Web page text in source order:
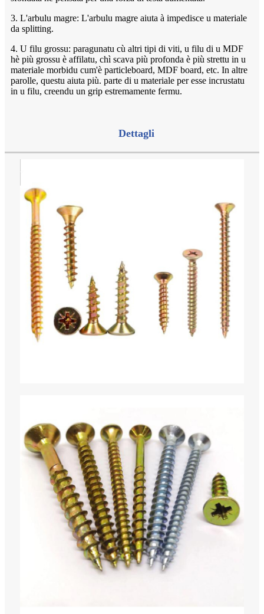
3. L'arbulu magre: L'arbulu magre aiuta à impedisce u materiale
da splitting.
4. U filu grossu: paragunatu cù altri tipi di viti, u filu di u MDF
hè più grossu è affilatu, chì scava più profonda è più strettu in u
materiale morbidu cum'è particleboard, MDF board, etc. In altre
parolle, questu aiuta più. parte di u materiale per esse incrustatu
in u filu, creendu un grip estremamente fermu.
Dettagli